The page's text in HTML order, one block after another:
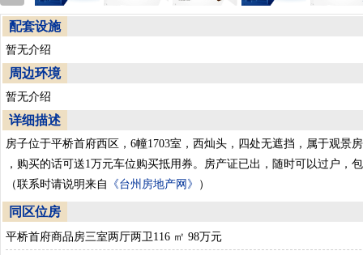
配套设施
暂无介绍
周边环境
暂无介绍
详细描述
房子位于平桥首府西区，6幢1703室，西灿头，四处无遮挡，属于观景
，购买的话可送1万元车位购买抵用券。房产证已出，随时可以过户，
（联系时请说明来自
《台州房地产网》 ）
同区位房
平桥首府商品房三室两厅两卫116 ㎡ 98万元